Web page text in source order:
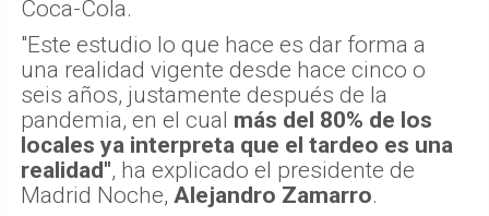
Coca-Cola.
"Este estudio lo que hace es dar forma a
una realidad vigente desde hace cinco o
seis años, justamente después de la
pandemia, en el cual más del 80% de los
locales ya interpreta que el tardeo es una
realidad", ha explicado el presidente de
Madrid Noche, Alejandro Zamarro.